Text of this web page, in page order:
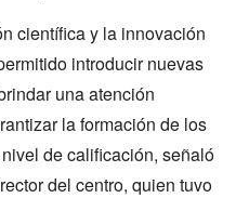
científica y la innovación
introducir nuevas
una atención
la formación de los
de calificación, señaló
del centro, quien tuvo